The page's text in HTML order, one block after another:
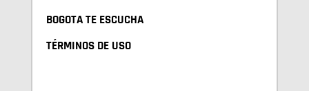
BOGOTA TE ESCUCHA
TÉRMINOS DE USO